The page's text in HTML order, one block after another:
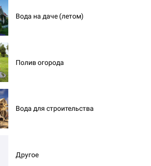
Вода на даче (летом)
Полив огорода
Вода для строительства
Другое